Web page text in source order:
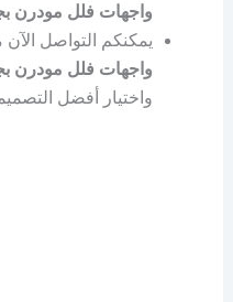
واجهات فلل مودرن
يمكنكم التواصل
واجهات فلل مودرن
واختيار أفضل